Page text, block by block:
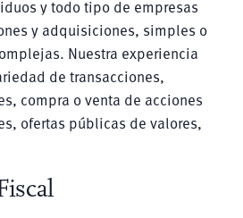
y todo tipo de empresas
y adquisiciones, simples o
Nuestra experiencia
de transacciones,
compra o venta de acciones
ofertas públicas de valores,